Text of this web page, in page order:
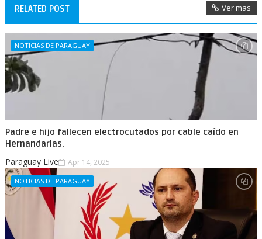
RELATED POST Ver mas
NOTICIAS DE PARAGUAY
Padre e hijo fallecen electrocutados por cable caído en
Hernandarias.
Paraguay Live Apr 14, 2025
NOTICIAS DE PARAGUAY